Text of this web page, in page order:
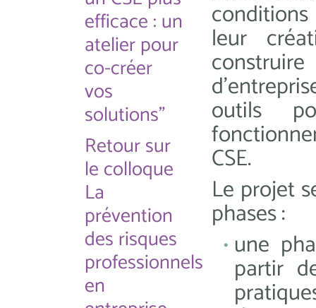
efficace : un
atelier pour
co-créer
vos
solutions"
Retour sur
le colloque
La
prévention
des risques
professionnels
en
leur
outils
CSE.
Le projet
phases :
une
partir